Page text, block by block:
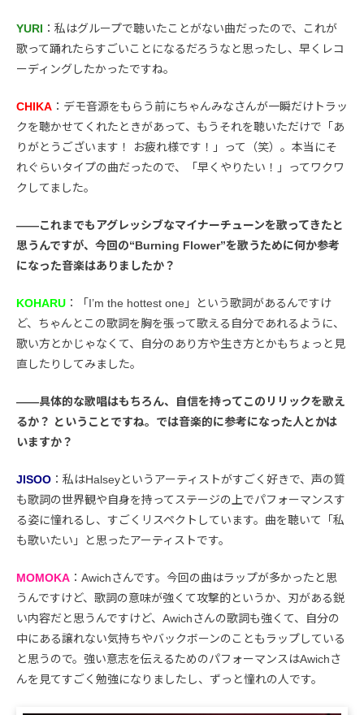
YURI ：私はグループで聴いたことがない曲だったので、これが
歌って踊れたらすごいことになるだろうなと思ったし、早くレコ
ーディングしたかったですね。
CHIKA ：デモ音源をもらう前にちゃんみなさんが一瞬だけトラッ
クを聴かせてくれたときがあって、もうそれを聴いただけで「あ
りがとうございます！ お疲れ様です！」って（笑）。本当にそ
れぐらいタイプの曲だったので、「早くやりたい！」ってワクワ
クしてました。
――これまでもアグレッシブなマイナーチューンを歌ってきたと
思うんですが、今回の“Burning Flower”を歌うために何か参考
になった音楽はありましたか？
KOHARU ：「I’m the hottest one」という歌詞があるんですけ
ど、ちゃんとこの歌詞を胸を張って歌える自分であれるように、
歌い方とかじゃなくて、自分のあり方や生き方とかもちょっと見
直したりしてみました。
――具体的な歌唱はもちろん、自信を持ってこのリリックを歌え
るか？ ということですね。では音楽的に参考になった人とかは
いますか？
JISOO ：私はHalseyというアーティストがすごく好きで、声の質
も歌詞の世界観や自身を持ってステージの上でパフォーマンスす
る姿に憧れるし、すごくリスペクトしています。曲を聴いて「私
も歌いたい」と思ったアーティストです。
MOMOKA ：Awichさんです。今回の曲はラップが多かったと思
うんですけど、歌詞の意味が強くて攻撃的というか、刃がある鋭
い内容だと思うんですけど、Awichさんの歌詞も強くて、自分の
中にある譲れない気持ちやバックボーンのこともラップしている
と思うので。強い意志を伝えるためのパフォーマンスはAwichさ
んを見てすごく勉強になりましたし、ずっと憧れの人です。